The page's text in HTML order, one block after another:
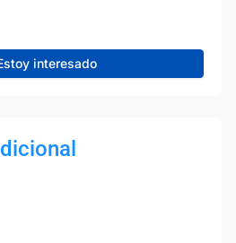
interesado